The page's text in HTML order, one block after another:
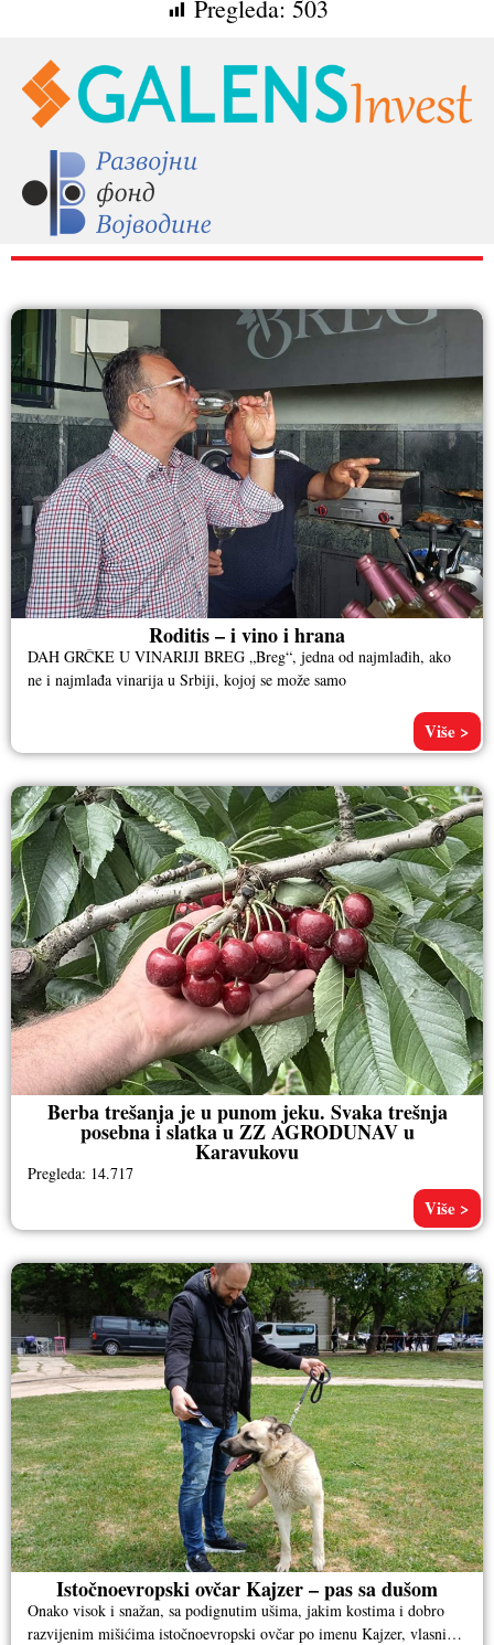
Pregleda: 503
RAZNO
Roditis – i vino i hrana
DAH GRČKE U VINARIJI BREG „Breg“, jedna od najmlađih, ako
ne i najmlađa vinarija u Srbiji, kojoj se može samo
Više >
Berba trešanja je u punom jeku. Svaka trešnja
posebna i slatka u ZZ AGRODUNAV u
Karavukovu
Pregleda: 14.717
Više >
Istočnoevropski ovčar Kajzer – pas sa dušom
Onako visok i snažan, sa podignutim ušima, jakim kostima i dobro
razvijenim mišićima istočnoevropski ovčar po imenu Kajzer, vlasnika